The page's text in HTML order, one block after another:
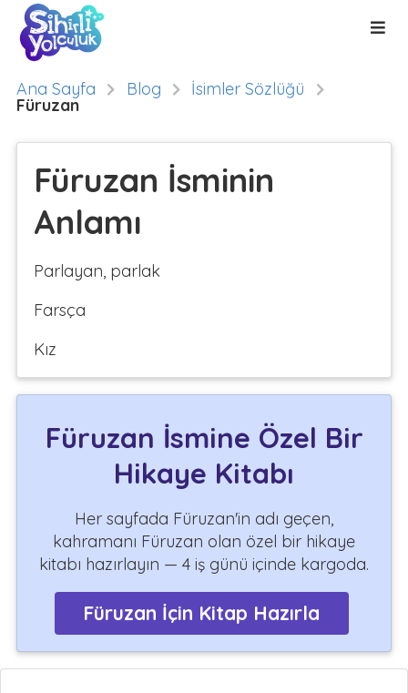
Ana Sayfa Blog İsimler Sözlüğü
Füruzan
Füruzan İsminin
Anlamı
Parlayan, parlak
Farsça
Kız
Füruzan İsmine Özel Bir
Hikaye Kitabı
Her sayfada Füruzan'in adı geçen,
kahramanı Füruzan olan özel bir hikaye
kitabı hazırlayın — 4 iş günü içinde kargoda.
Füruzan İçin Kitap Hazırla